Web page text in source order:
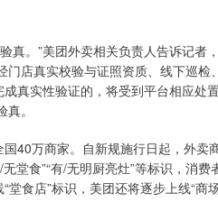
。”美团外卖相关负责人告诉记者
店真实校验与证照资质、线下巡
真实性验证的，将受到平台相应处
。
40万商家。自新规施行日起，外卖
堂食”“有/无明厨亮灶”等标识，消
食店”标识，美团还将逐步上线“商场